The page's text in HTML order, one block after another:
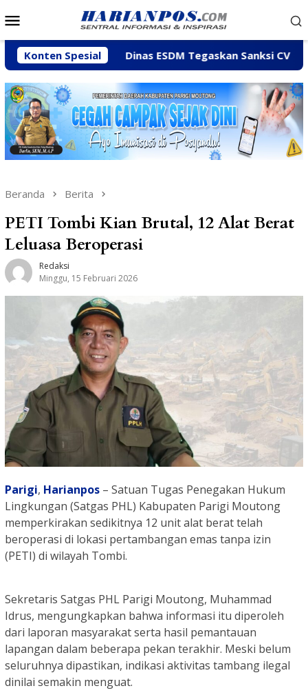
ke
Mobile
Konten Spesial
Dinas ESDM Tegaskan Sanksi CV BBN Belum
Beranda Berita
PETI Tombi Kian Brutal, 12 Alat Berat
Leluasa Beroperasi
Redaksi
Minggu, 15 Februari 2026
Parigi, Harianpos – Satuan Tugas Penegakan Hukum
Lingkungan (Satgas PHL) Kabupaten Parigi Moutong
memperkirakan sedikitnya 12 unit alat berat telah
beroperasi di lokasi pertambangan emas tanpa izin
(PETI) di wilayah Tombi.
Sekretaris Satgas PHL Parigi Moutong, Muhammad
Idrus, mengungkapkan bahwa informasi itu diperoleh
dari laporan masyarakat serta hasil pemantauan
lapangan dalam beberapa pekan terakhir. Meski belum
seluruhnya dipastikan, indikasi aktivitas tambang ilegal
dinilai semakin menguat.